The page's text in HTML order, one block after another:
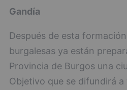
Gandía
Después de esta
burgalesas ya están
Provincia de Burgos una
Objetivo que se difundirá